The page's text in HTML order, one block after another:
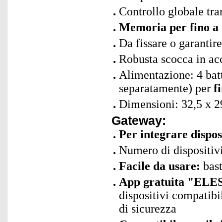
Controllo globale
Memoria per fino a
Da fissare o
Robusta scocca in
Alimentazione: 4
separatamente) per
Dimensioni: 32,5 x
Gateway:
Per integrare
Numero di
Facile da usare:
App gratuita
dispositivi
di sicurezza